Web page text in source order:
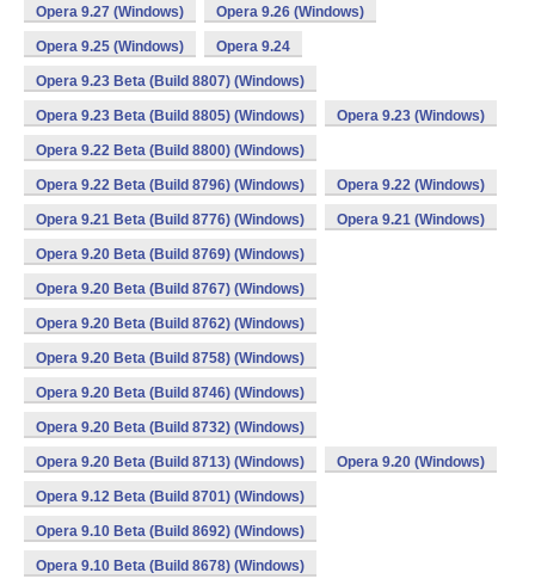
Opera 9.27 (Windows) Opera 9.26 (Windows)
Opera 9.25 (Windows) Opera 9.24
Opera 9.23 Beta (Build 8807) (Windows)
Opera 9.23 Beta (Build 8805) (Windows) Opera 9.23 (Windows)
Opera 9.22 Beta (Build 8800) (Windows)
Opera 9.22 Beta (Build 8796) (Windows) Opera 9.22 (Windows)
Opera 9.21 Beta (Build 8776) (Windows) Opera 9.21 (Windows)
Opera 9.20 Beta (Build 8769) (Windows)
Opera 9.20 Beta (Build 8767) (Windows)
Opera 9.20 Beta (Build 8762) (Windows)
Opera 9.20 Beta (Build 8758) (Windows)
Opera 9.20 Beta (Build 8746) (Windows)
Opera 9.20 Beta (Build 8732) (Windows)
Opera 9.20 Beta (Build 8713) (Windows) Opera 9.20 (Windows)
Opera 9.12 Beta (Build 8701) (Windows)
Opera 9.10 Beta (Build 8692) (Windows)
Opera 9.10 Beta (Build 8678) (Windows)